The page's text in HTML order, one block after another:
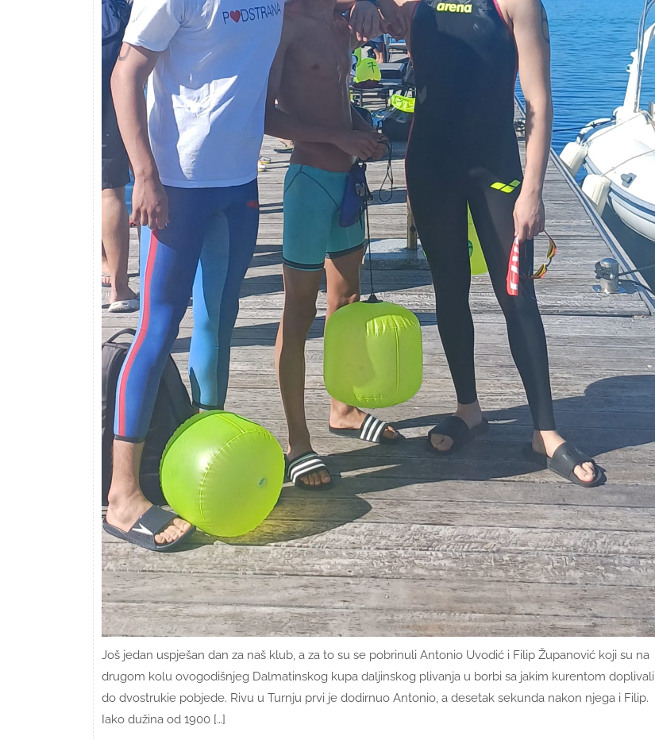
Još jedan uspješan dan za naš klub, a za to su se pobrinuli Antonio Uvodić i Filip Županović koji su na
drugom kolu ovogodišnjeg Dalmatinskog kupa daljinskog plivanja u borbi sa jakim kurentom doplivali
do dvostrukie pobjede. Rivu u Turnju prvi je dodirnuo Antonio, a desetak sekunda nakon njega i Filip.
Iako dužina od 1900 […]